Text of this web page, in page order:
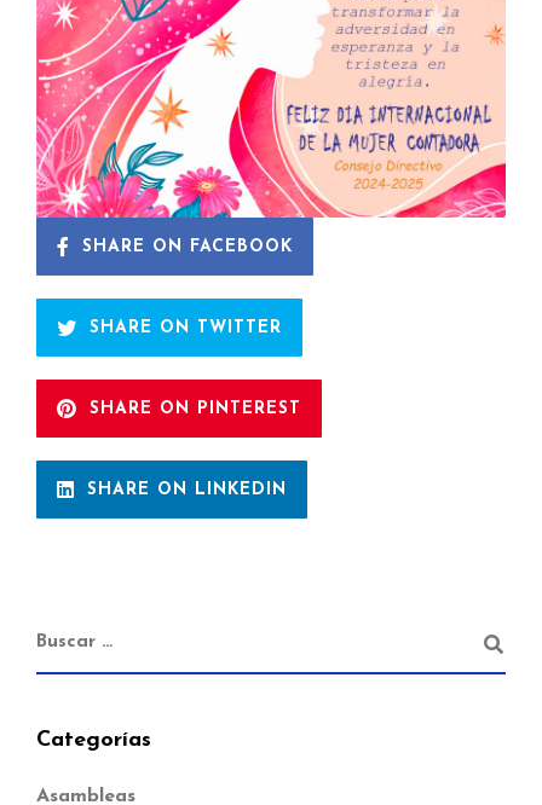
SHARE ON FACEBOOK
SHARE ON TWITTER
SHARE ON PINTEREST
SHARE ON LINKEDIN
Categorías
Asambleas